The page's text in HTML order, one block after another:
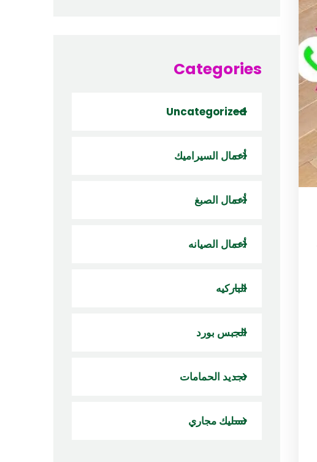
Categories
Uncategorized
أعمال السيراميك
أعمال الصبغ
أعمال الصيانه
الباركيه
الجبس بورد
تجديد الحمامات
تسليك مجاري